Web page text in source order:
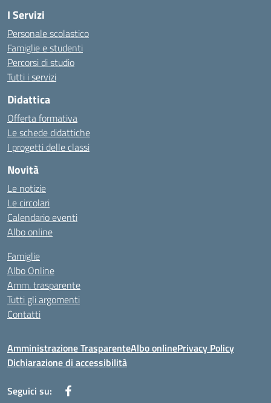
I Servizi
Personale scolastico
Famiglie e studenti
Percorsi di studio
Tutti i servizi
Didattica
Offerta formativa
Le schede didattiche
I progetti delle classi
Novità
Le notizie
Le circolari
Calendario eventi
Albo online
Famiglie
Albo Online
Amm. trasparente
Tutti gli argomenti
Contatti
Amministrazione TrasparenteAlbo onlinePrivacy Policy
Dichiarazione di accessibilità
Seguici su: